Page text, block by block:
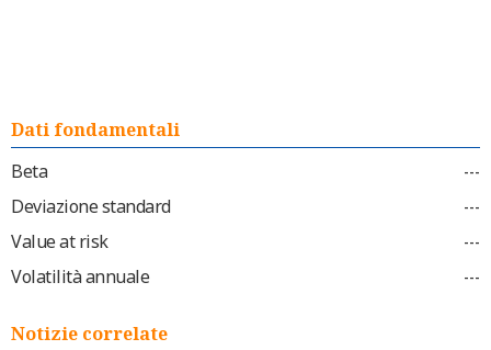
Dati fondamentali
Beta
---
Deviazione standard ---
Value at risk ---
Volatilità annuale ---
Notizie correlate